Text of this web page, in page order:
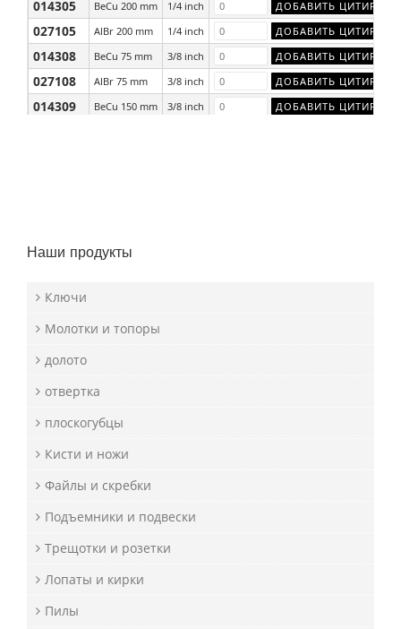
014305 BeCu 200 mm 1/4 inch
027105 AlBr 200 mm 1/4 inch
014308 BeCu 75 mm 3/8 inch
027108 AlBr 75 mm 3/8 inch
014309 BeCu 150 mm 3/8 inch
Наши продукты
Ключи
Молотки и топоры
долото
отвертка
плоскогубцы
Кисти и ножи
Файлы и скребки
Подъемники и подвески
Трещотки и розетки
Лопаты и кирки
Пилы